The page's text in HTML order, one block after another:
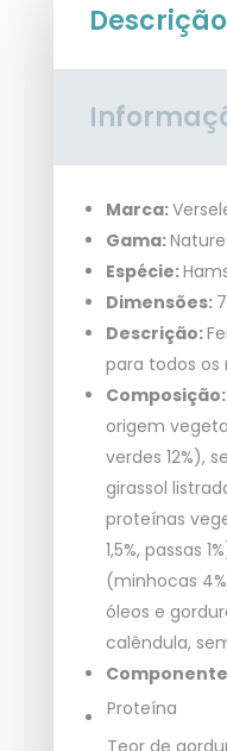
Marca:
Gama:
Espécie:
Dimensões:
Descrição:
para todos os
Composição:
origem
verdes 12%),
girassol
proteínas
1,5%, passas
(minhocas
óleos e
calêndula,
Proteína
Teor de